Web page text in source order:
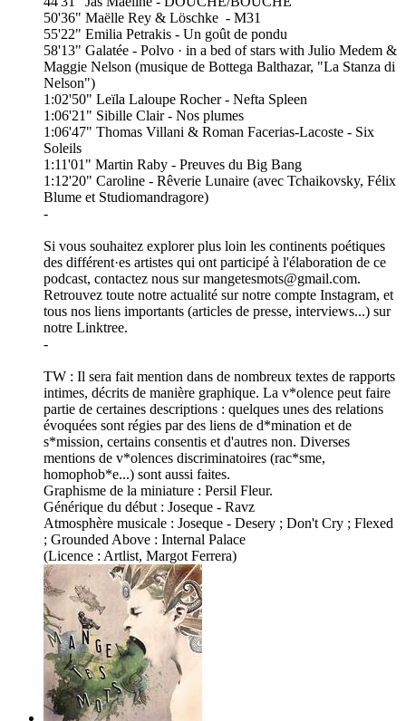
50'36" Maëlle Rey & Löschke - M31
55'22" Emilia Petrakis - Un goût de pondu
58'13" Galatée - Polvo · in a bed of stars with Julio Medem &
Maggie Nelson (musique de Bottega Balthazar, "La Stanza di
Nelson")
1:02'50" Leïla Laloupe Rocher - Nefta Spleen
1:06'21" Sibille Clair - Nos plumes
1:06'47" Thomas Villani & Roman Facerias-Lacoste - Six
Soleils
1:11'01" Martin Raby - Preuves du Big Bang
1:12'20" Caroline - Rêverie Lunaire (avec Tchaikovsky, Félix
Blume et Studiomandragore)
-
Si vous souhaitez explorer plus loin les continents poétiques
des différent·es artistes qui ont participé à l'élaboration de ce
podcast, contactez nous sur mangetesmots@gmail.com.
Retrouvez toute notre actualité sur notre compte Instagram, et
tous nos liens importants (articles de presse, interviews...) sur
notre Linktree.
-
TW : Il sera fait mention dans de nombreux textes de rapports
intimes, décrits de manière graphique. La v*olence peut faire
partie de certaines descriptions : quelques unes des relations
évoquées sont régies par des liens de d*mination et de
s*mission, certains consentis et d'autres non. Diverses
mentions de v*olences discriminatoires (rac*sme,
homophob*e...) sont aussi faites.
Graphisme de la miniature : Persil Fleur.
Générique du début : Joseque - Ravz
Atmosphère musicale : Joseque - Desery ; Don't Cry ; Flexed
; Grounded Above : Internal Palace
(Licence : Artlist, Margot Ferrera)